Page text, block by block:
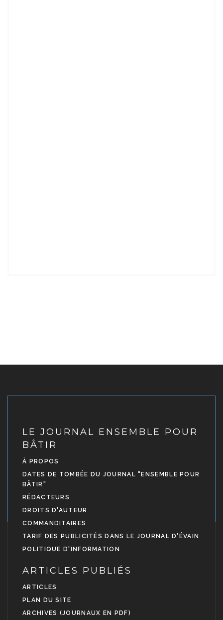
LE JOURNAL ENSEMBLE POUR
BÂTIR
À PROPOS
DATES DE TOMBÉE DU JOURNAL "ENSEMBLE POUR
BÂTIR"
RÉDACTEURS
DROITS D'AUTEUR
COMMANDITAIRES
TARIF DES PUBLICITÉS DANS LE JOURNAL D'ÉVAIN
POLITIQUE D'INFORMATION
ARTICLES PUBLIÉS
ARTICLES
PLAN DU SITE
ARCHIVES (JOURNAUX EN PDF)